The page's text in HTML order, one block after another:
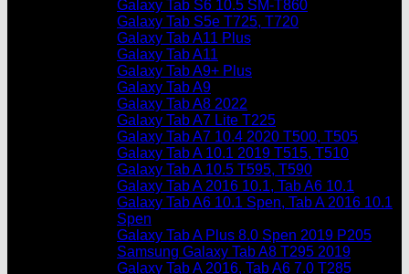
Galaxy Tab S6 10.5 SM-T860
Galaxy Tab S5e T725, T720
Galaxy Tab A11 Plus
Galaxy Tab A11
Galaxy Tab A9+ Plus
Galaxy Tab A9
Galaxy Tab A8 2022
Galaxy Tab A7 Lite T225
Galaxy Tab A7 10.4 2020 T500, T505
Galaxy Tab A 10.1 2019 T515, T510
Galaxy Tab A 10.5 T595, T590
Galaxy Tab A 2016 10.1, Tab A6 10.1
Galaxy Tab A6 10.1 Spen, Tab A 2016 10.1
Spen
Galaxy Tab A Plus 8.0 Spen 2019 P205
Samsung Galaxy Tab A8 T295 2019
Galaxy Tab A 2016, Tab A6 7.0 T285